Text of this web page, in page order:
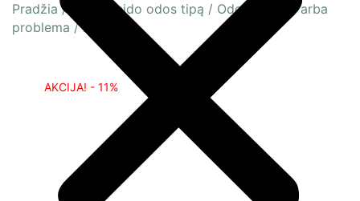
Pradžia/ Pagal veido odos tipą / Odos būsena arba
problema /Brandi
AKCIJA! - 11%